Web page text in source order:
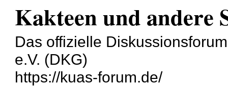
Kakteen und andere
Das offizielle
e.V. (DKG)
https://kuas-forum.de/